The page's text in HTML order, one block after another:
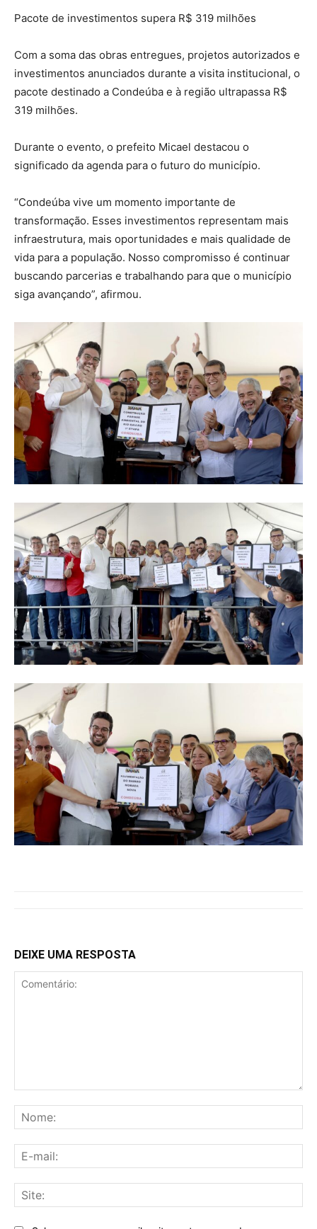
Pacote de investimentos supera R$ 319 milhões
Com a soma das obras entregues, projetos autorizados e
investimentos anunciados durante a visita institucional, o
pacote destinado a Condeúba e à região ultrapassa R$
319 milhões.
Durante o evento, o prefeito Micael destacou o
significado da agenda para o futuro do município.
“Condeúba vive um momento importante de
transformação. Esses investimentos representam mais
infraestrutura, mais oportunidades e mais qualidade de
vida para a população. Nosso compromisso é continuar
buscando parcerias e trabalhando para que o município
siga avançando”, afirmou.
DEIXE UMA RESPOSTA